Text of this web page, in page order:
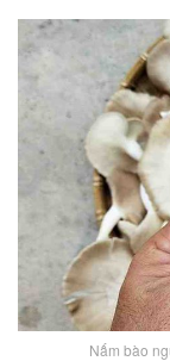
Nấm bào